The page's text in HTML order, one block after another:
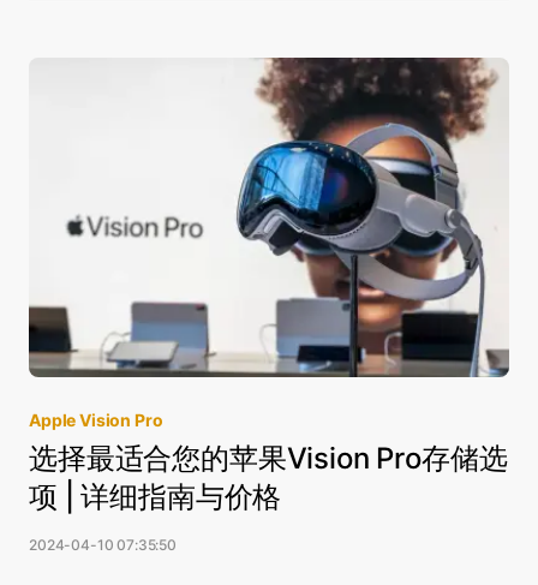
Apple Vision Pro
选择最适合您的苹果Vision Pro存储选
项 | 详细指南与价格
2024-04-10 07:35:50